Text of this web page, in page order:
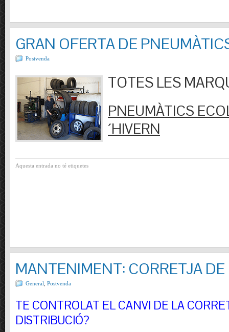
GRAN OFERTA DE
Postvenda
TOTES LES
PNEUMÀTICS
´HIVERN
Aquesta entrada no té etiquetes
MANTENIMENT: CORRETJA
General Postvenda
TE CONTROLAT EL CANVI DE LA
DISTRIBUCIÓ?